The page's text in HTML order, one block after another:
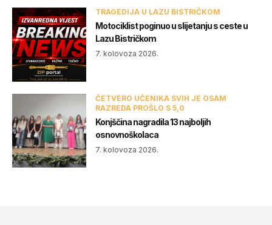
TRAGEDIJA U LAZU BISTRIČKOM
Motociklist poginuo u slijetanju s ceste u
Lazu Bistričkom
7. kolovoza 2026.
ČETVERO UČENIKA SVIH JE OSAM
RAZREDA PROŠLO S 5,0
Konjščina nagradila 13 najboljih
osnovnoškolaca
7. kolovoza 2026.